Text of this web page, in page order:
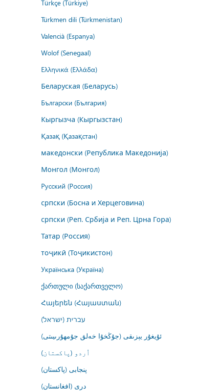
Türkçe (Türkiye)
Türkmen dili (Türkmenistan)
Valencià (Espanya)
Wolof (Senegaal)
Ελληνικά (Ελλάδα)
Беларуская (Беларусь)
Български (България)
Кыргызча (Кыргызстан)
Қазақ (Қазақстан)
македонски (Република Македонија)
Монгол (Монгол)
Русский (Россия)
српски (Босна и Херцеговина)
српски (Реп. Србија и Реп. Црна Гора)
Татар (Россия)
тоҷикӣ (Тоҷикистон)
Українська (Україна)
ქართული (საქართველო)
Հայերեն (Հայաստան)
עברית (ישראל)
ئۇيغۇر يېزىقى (جۇڭخۇا خەلق جۇمھۇرىيىتى)
اُردو (پاکستان)
پنجابی (پاکستان)
درى (افغانستان)